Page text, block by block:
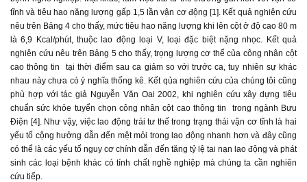
tĩnh và tiêu hao năng lượng gấp 1,5 lần vận cơ động [1]. Kết quả nghiên cứu
nêu trên Bảng 4 cho thấy, mức tiêu hao năng lượng khi lên cột ở độ cao 80 m
là 6,9 Kcal/phút, thuộc lao động loại V, loại đặc biệt nặng nhọc. Kết quả
nghiên cứu nêu trên Bảng 5 cho thấy, trọng lượng cơ thể của công nhân cột
cao thông tin tại thời điểm sau ca giảm so với trước ca, tuy nhiên sự khác
nhau này chưa có ý nghĩa thống kê. Kết qủa nghiên cứu của chúng tôi cũng
phù hợp với tác giả Nguyễn Văn Oai 2002, khi nghiên cứu xây dựng tiêu
chuẩn sức khỏe tuyển chọn công nhân cột cao thông tin trong ngành Bưu
Điện [4]. Như vậy, việc lao động trái tư thế trong trạng thái vận cơ tĩnh là hai
yếu tố cộng hưởng dẫn đến mệt mỏi trong lao động nhanh hơn và đây cũng
có thể là các yếu tố nguy cơ chính dẫn đến tăng tỷ lệ tai nạn lao động và phát
sinh các loại bệnh khác có tính chất nghề nghiệp mà chúng ta cần nghiên
cứu tiếp.